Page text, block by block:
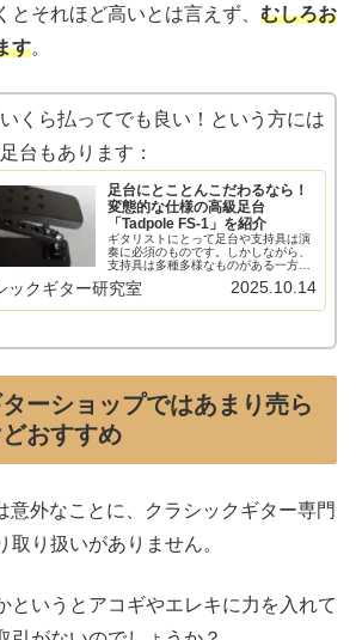
とそれほど高いとは言えず、 むしろお
す。
くら払ってでも良い！という方には
台もあります：
足台にとことんこだわるなら！
変態的な仕様の高級足台
「Tadpole FS-1」を紹介
ギタリストにとって足台や支持具は演
奏に必須のものです。しかしながら、
支持具は多種多様なものがある一方、
足台は画一的で製品間の差がないと感
じていました。「Tadpole（タドポー
ックギター研究室 2025.10.14
ーショップではあまり売ら
おすすめ
意外なことに、クラシックギター専門
取り扱いがありません。
というとアコギやエレキに力を入れて